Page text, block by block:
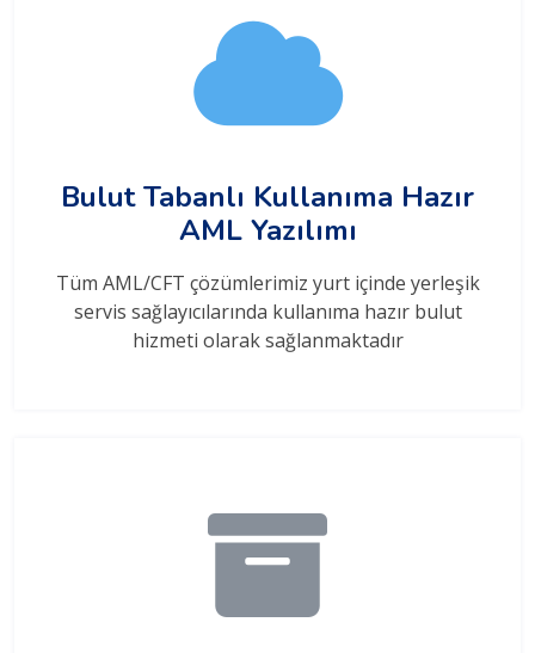
Bulut Tabanlı Kullanıma Hazır
AML Yazılımı
Tüm AML/CFT çözümlerimiz yurt içinde yerleşik
servis sağlayıcılarında kullanıma hazır bulut
hizmeti olarak sağlanmaktadır